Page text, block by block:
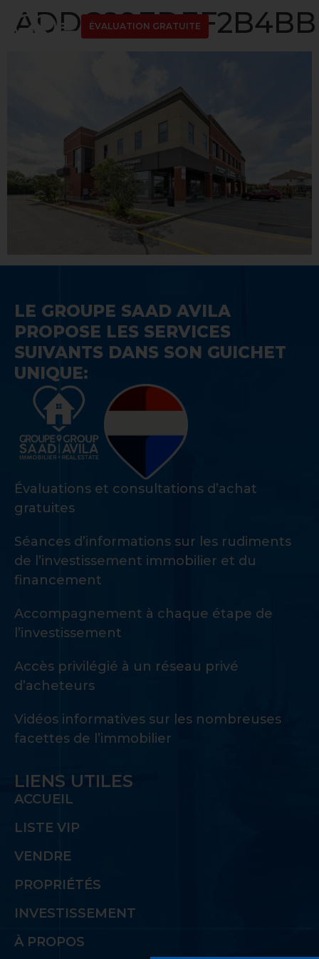
ÉVALUATION GRATUITE
LE GROUPE SAAD AVILA
PROPOSE LES SERVICES
SUIVANTS DANS SON GUICHET
UNIQUE:
Évaluations et consultations d’achat
gratuites
Séances d’informations sur les rudiments
de l’investissement immobilier et du
financement
Accompagnement à chaque étape de
l’investissement
Accès privilégié à un réseau privé
d’acheteurs
Vidéos informatives sur les nombreuses
facettes de l’immobilier
LIENS UTILES
ACCUEIL
LISTE VIP
VENDRE
PROPRIÉTÉS
INVESTISSEMENT
À PROPOS